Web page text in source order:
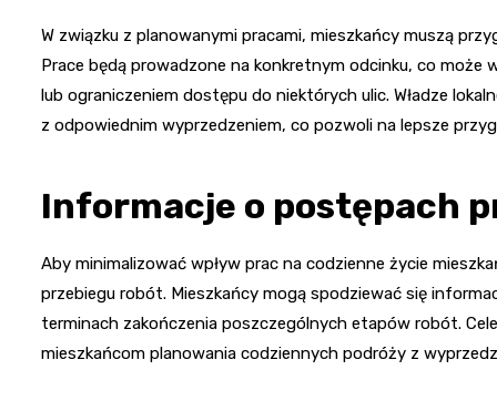
W związku z planowanymi pracami, mieszkańcy muszą
Prace będą prowadzone na konkretnym odcinku, co
lub ograniczeniem dostępu do niektórych ulic. Władze
z odpowiednim wyprzedzeniem, co pozwoli na lepsze
Informacje o postępach
Aby minimalizować wpływ prac na codzienne życie
przebiegu robót. Mieszkańcy mogą spodziewać się
terminach zakończenia poszczególnych etapów robót.
mieszkańcom planowania codziennych podróży z